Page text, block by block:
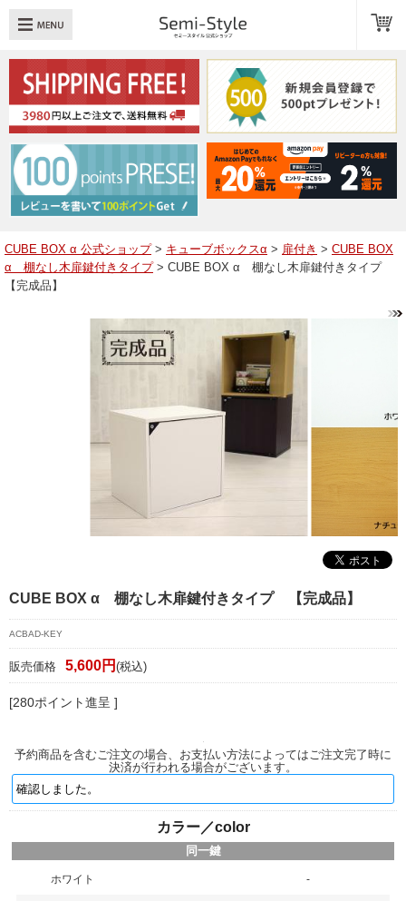
：透明扉 引き出し LED
へ戻る
品一覧
ューブボックスαレイアウト例
定商取引法に基づく表記
CUBE BOX α 公式ショップ> キューブボックスα > 扉付き > CUBE BOX
α 棚なし木扉鍵付きタイプ> CUBE BOX α 棚なし木扉鍵付きタイプ
【完成品】
CUBE BOX α 棚なし木扉鍵付きタイプ 【完成品】
ACBAD-KEY
販売価格 5,600円 (税込)
[280ポイント進呈 ]
予約商品を含むご注文の場合、お支払い方法によってはご注文完了時に
決済が行われる場合がございます。
カラー／color
同一鍵
ホワイト -